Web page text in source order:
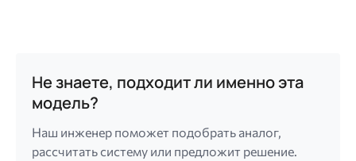
Не знаете, подходит ли именно эта
модель?
Наш инженер поможет подобрать аналог,
рассчитать систему или предложит решение.